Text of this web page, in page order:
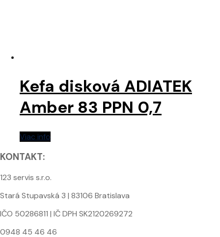
Kefa disková ADIATEK
Amber 83 PPN 0,7
Viac info
KONTAKT:
123 servis s.r.o.
Stará Stupavská 3 | 83106 Bratislava
IČO 50286811 | IČ DPH SK2120269272
0948 45 46 46